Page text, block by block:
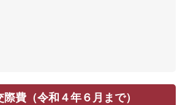
費（令和４年６月まで）